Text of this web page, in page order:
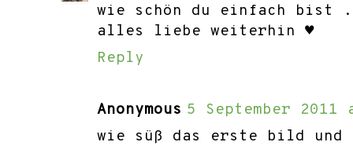
wie schön du einfach bist
alles liebe weiterhin ♥
Reply
Anonymous 5 September 2011
wie süß das erste bild und